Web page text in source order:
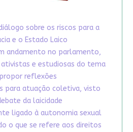
sobre os riscos para a
e o Estado Laico
andamento no parlamento,
ativistas e estudiosas do tema
reflexões
para atuação coletiva, visto
da laicidade
ligado à autonomia sexual
o que se refere aos direitos